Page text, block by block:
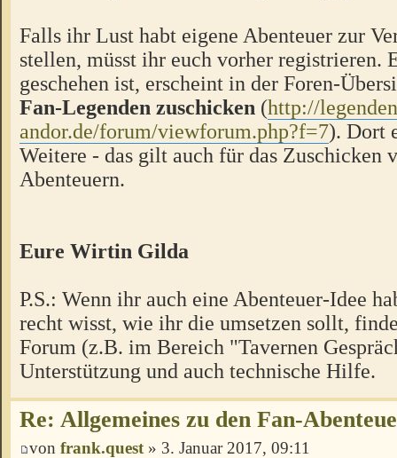
Falls ihr Lust habt eigene Abenteuer zur
stellen, müsst ihr euch vorher registrieren.
geschehen ist, erscheint in der Foren-
Fan-Legenden zuschicken (http://
andor.de/forum/viewforum.php?f=7). Dort
Weitere - das gilt auch für das Zuschicken
Abenteuern.
Eure Wirtin Gilda
P.S.: Wenn ihr auch eine Abenteuer-Idee
recht wisst, wie ihr die umsetzen sollt,
Forum (z.B. im Bereich "Tavernen
Unterstützung und auch technische Hilfe.
Re: Allgemeines zu den Fan-
von frank.quest » 3. Januar 2017, 09:11